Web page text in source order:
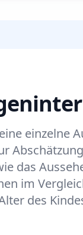
einzelne
das
im
des